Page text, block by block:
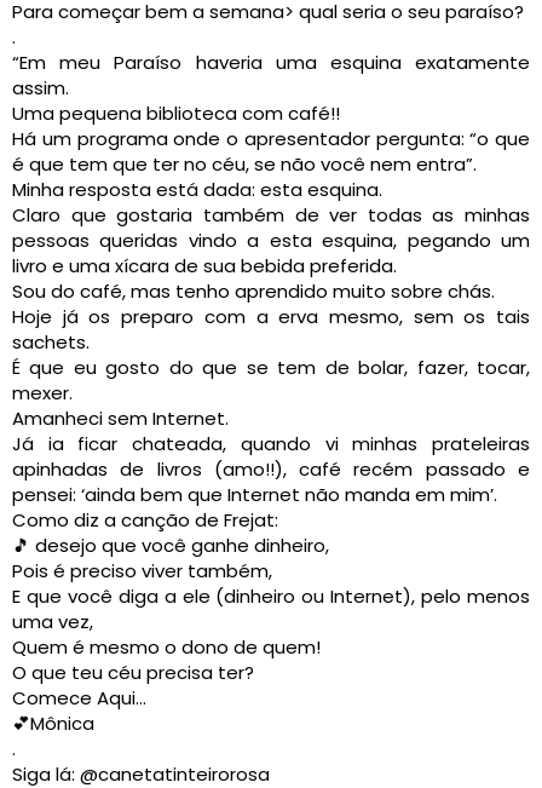
Para começar bem a semana> qual seria o seu paraíso?
.
“Em meu Paraíso haveria uma esquina exatamente
assim.
Uma pequena biblioteca com café!!
Há um programa onde o apresentador pergunta: “o que
é que tem que ter no céu, se não você nem entra”.
Minha resposta está dada: esta esquina.
Claro que gostaria também de ver todas as minhas
pessoas queridas vindo a esta esquina, pegando um
livro e uma xícara de sua bebida preferida.
Sou do café, mas tenho aprendido muito sobre chás.
Hoje já os preparo com a erva mesmo, sem os tais
sachets.
É que eu gosto do que se tem de bolar, fazer, tocar,
mexer.
Amanheci sem Internet.
Já ia ficar chateada, quando vi minhas prateleiras
apinhadas de livros (amo!!), café recém passado e
pensei: ‘ainda bem que Internet não manda em mim’.
Como diz a canção de Frejat:
🎵 desejo que você ganhe dinheiro,
Pois é preciso viver também,
E que você diga a ele (dinheiro ou Internet), pelo menos
uma vez,
Quem é mesmo o dono de quem!
O que teu céu precisa ter?
Comece Aqui…
💕Mônica
.
Siga lá: @canetatinteirorosa